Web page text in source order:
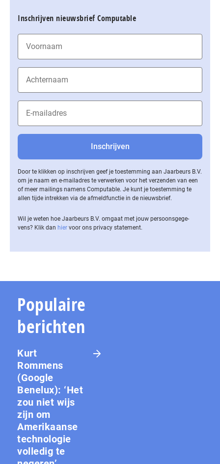
Inschrijven nieuwsbrief Computable
Door te klikken op inschrijven geef je toestemming aan Jaarbeurs B.V.
om je naam en e-mailadres te verwerken voor het verzenden van een
of meer mailings namens Computable. Je kunt je toestemming te
allen tijde intrekken via de af­meld­func­tie in de nieuwsbrief.
Wil je weten hoe Jaarbeurs B.V. omgaat met jouw per­soons­ge­ge­
vens? Klik dan hier voor ons privacy statement.
Populaire
berichten
Kurt
Rommens
(Google
Benelux): ‘Het
zou niet wijs
zijn om
Amerikaanse
technologie
volledig te